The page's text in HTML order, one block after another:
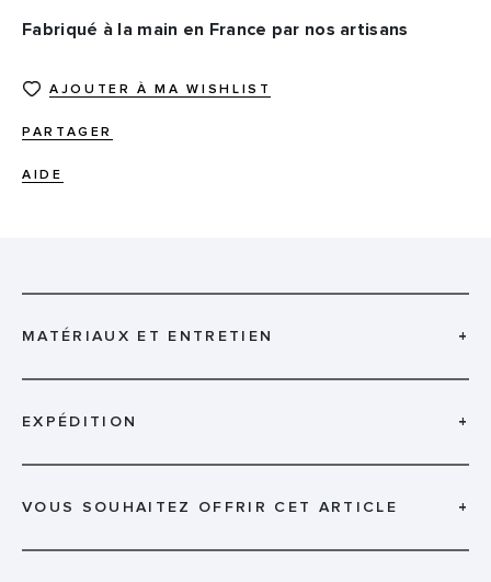
Fabriqué à la main en France par nos artisans
AJOUTER À MA WISHLIST
PARTAGER
AIDE
MATÉRIAUX ET ENTRETIEN +
EXPÉDITION +
VOUS SOUHAITEZ OFFRIR CET ARTICLE +